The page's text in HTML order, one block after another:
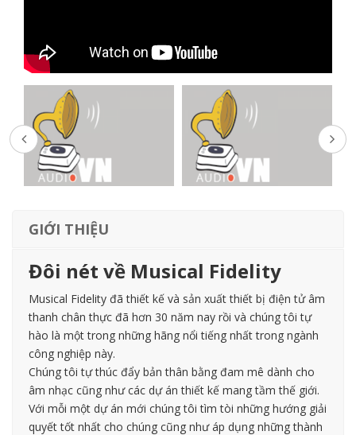
GIỚI THIỆU
Đôi nét về Musical Fidelity
Musical Fidelity đã thiết kế và sản xuất thiết bị điện tử âm
thanh chân thực đã hơn 30 năm nay rồi và chúng tôi tự
hào là một trong những hãng nổi tiếng nhất trong ngành
công nghiệp này.
Chúng tôi tự thúc đẩy bản thân bằng đam mê dành cho
âm nhạc cũng như các dự án thiết kế mang tầm thế giới.
Với mỗi một dự án mới chúng tôi tìm tòi những hướng giải
quyết tốt nhất cho chúng cũng như áp dụng những thành